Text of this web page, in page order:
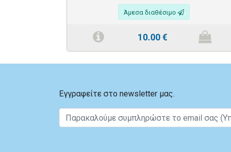
Άμεσα διαθέσιμο
10.00€
Εγγραφείτε στο newsletter μας.